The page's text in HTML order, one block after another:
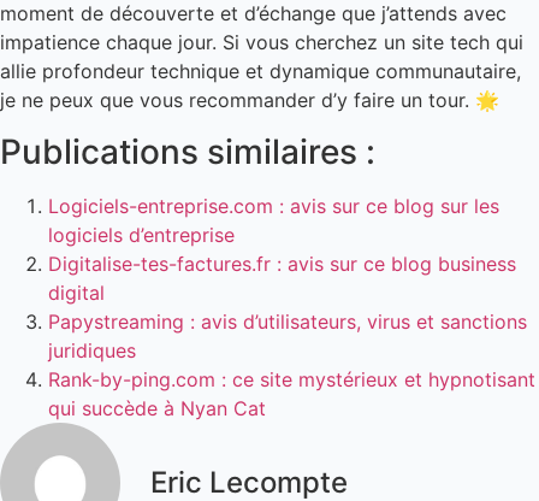
moment de découverte et d’échange que j’attends avec
impatience chaque jour. Si vous cherchez un site tech qui
allie profondeur technique et dynamique communautaire,
je ne peux que vous recommander d’y faire un tour. 🌟
Publications similaires :
Logiciels-entreprise.com : avis sur ce blog sur les
logiciels d’entreprise
Digitalise-tes-factures.fr : avis sur ce blog business
digital
Papystreaming : avis d’utilisateurs, virus et sanctions
juridiques
Rank-by-ping.com : ce site mystérieux et hypnotisant
qui succède à Nyan Cat
Eric Lecompte